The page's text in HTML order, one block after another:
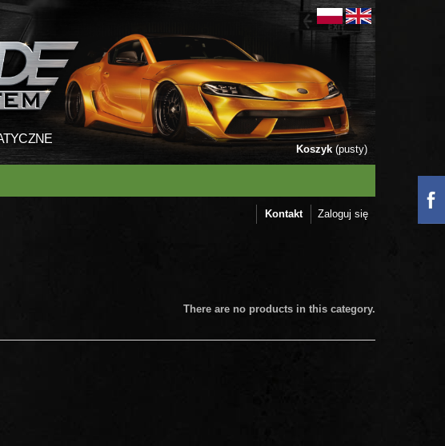
Koszyk (pusty)
Zaloguj się
Kontakt
There are no products in this category.